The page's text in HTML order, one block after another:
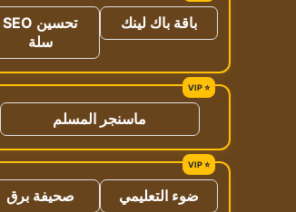
باقة باك لينك
تحسين SEO
سلة
ماسنجر المسلم
ضوء التعليمي
صحيفة برق